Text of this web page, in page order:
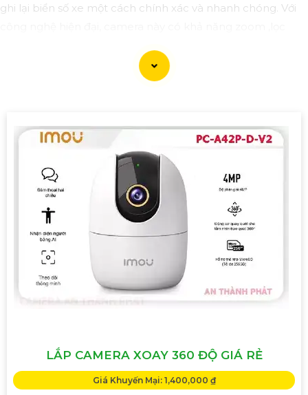
ghi lại biển số xe một cách chính xác và nhanh chóng. Với
ninh và giám sát hiệu quả. Hãy trang bị cho hệ thống giám
sát của bạn một camera đọc biển số xe để Tin hơn an toàn
LẮP CAMERA XOAY 360 ĐỘ GIÁ RẺ
Giá Khuyến Mại: 1,400,000 ₫